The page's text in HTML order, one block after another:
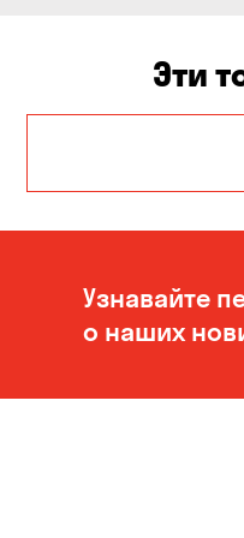
Эти
Белогородка
Вольное
Узнавайте
о наших